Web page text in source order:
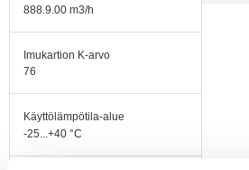
888.9.00 m3/h
Imukartion K-arvo
76
Käyttölämpötila-alue
-25...+40 °C